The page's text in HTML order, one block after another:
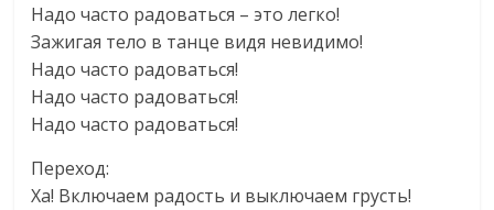
Надо часто радоваться – это легко!
Зажигая тело в танце видя невидимо!
Надо часто радоваться!
Надо часто радоваться!
Надо часто радоваться!
Переход:
Ха! Включаем радость и выключаем грусть!